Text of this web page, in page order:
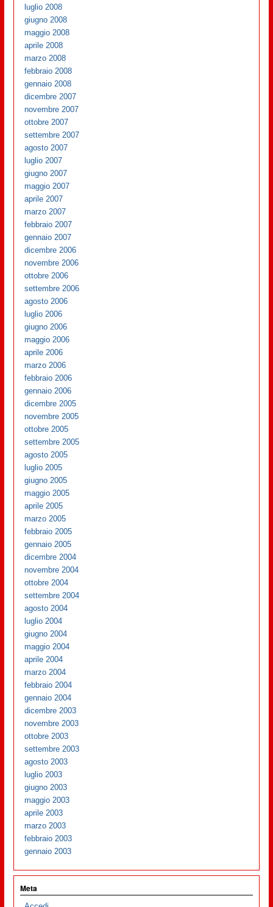
luglio 2008
giugno 2008
maggio 2008
aprile 2008
marzo 2008
febbraio 2008
gennaio 2008
dicembre 2007
novembre 2007
ottobre 2007
settembre 2007
agosto 2007
luglio 2007
giugno 2007
maggio 2007
aprile 2007
marzo 2007
febbraio 2007
gennaio 2007
dicembre 2006
novembre 2006
ottobre 2006
settembre 2006
agosto 2006
luglio 2006
giugno 2006
maggio 2006
aprile 2006
marzo 2006
febbraio 2006
gennaio 2006
dicembre 2005
novembre 2005
ottobre 2005
settembre 2005
agosto 2005
luglio 2005
giugno 2005
maggio 2005
aprile 2005
marzo 2005
febbraio 2005
gennaio 2005
dicembre 2004
novembre 2004
ottobre 2004
settembre 2004
agosto 2004
luglio 2004
giugno 2004
maggio 2004
aprile 2004
marzo 2004
febbraio 2004
gennaio 2004
dicembre 2003
novembre 2003
ottobre 2003
settembre 2003
agosto 2003
luglio 2003
giugno 2003
maggio 2003
aprile 2003
marzo 2003
febbraio 2003
gennaio 2003
Meta